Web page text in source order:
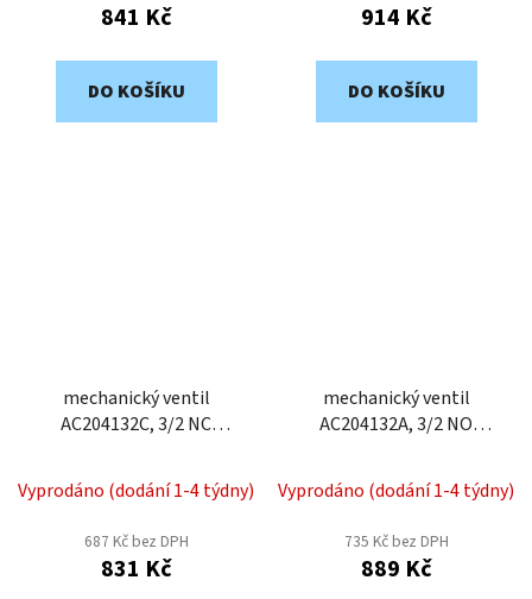
841 Kč
DO KOŠÍKU
914 Kč
DO KOŠÍKU
mechanický ventil
AC204132C, 3/2 NC
Vyprodáno (dodání 1-4 týdny)
687 Kč bez DPH
831 Kč
mechanický ventil
AC204132A, 3/2 NO
Vyprodáno (dodání 1-4 týdny)
735 Kč bez DPH
889 Kč